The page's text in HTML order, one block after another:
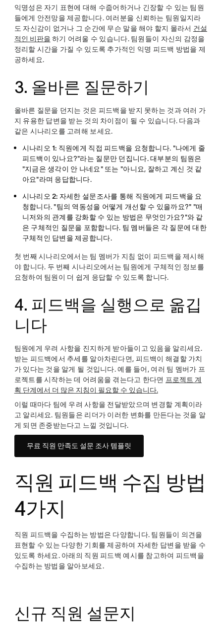
익명성은 자기 표현에 대해 수줍어하거나 긴장할 수 있는 팀원
들에게 안전망을 제공합니다. 여러분을 신뢰하는 팀원일지라
도 자신감이 없거나 그 순간에 무슨 말을 해야 할지 몰라서 건설
적인 비판을 하기 어려울 수 있습니다. 팀원들이 자신의 감정을
정리할 시간을 가질 수 있도록 추가적인 익명 피드백 방법을 제
공하세요.
3. 올바른 질문하기
올바른 질문을 던지는 것은 피드백을 받지 못하는 것과 여러 가
지 유용한 답변을 받는 것의 차이점이 될 수 있습니다. 다음과
같은 시나리오를 고려해 보세요.
시나리오 1: 직원에게 직접 피드백을 요청합니다. "나에게 줄
피드백이 있나요?"라는 질문만 던집니다. 대부분의 팀원은
"지금은 생각이 안 나네요" 또는 "아니요, 잘하고 계신 것 같
아요"라며 응답합니다.
시나리오 2: 자세한 설문조사를 통해 직원에게 피드백을 요
청합니다. "팀의 역동성을 어떻게 개선할 수 있을까요?" "매
니저와의 관계를 강화할 수 있는 방법은 무엇인가요?"와 같
은 구체적인 질문을 포함합니다. 팀 멤버들은 각 질문에 대한
구체적인 답변을 제공합니다.
첫 번째 시나리오에서는 팀 멤버가 지침 없이 피드백을 제시해
야 합니다. 두 번째 시나리오에서는 팀원에게 구체적인 정보를
요청하여 팀원이 더 쉽게 응답할 수 있도록 합니다.
4. 피드백을 실행으로 옮깁
니다
팀원에게 우려 사항을 진지하게 받아들이고 있음을 알리세요.
받는 피드백에서 추세를 알아차린다면, 피드백이 해결할 가치
가 있다는 것을 알게 될 것입니다. 예를 들어, 여러 팀 멤버가 프
로젝트를 시작하는 데 어려움을 겪는다고 한다면 프로젝트 계
획 단계에서 더 많은 지침이 필요할 수 있습니다.
이럴 때마다 팀에 우려 사항을 전달받았으며 변경할 계획이라
고 알리세요. 팀원들은 리더가 이러한 변화를 만든다는 것을 알
게 되면 존중받는다고 느낄 것입니다.
무료 직원 만족도 설문 조사 템플릿
직원 피드백 수집 방법
4가지
직원 피드백을 수집하는 방법은 다양합니다. 팀원들이 의견을
표현할 수 있는 다양한 기회를 제공하여 자세한 답변을 받을 수
있도록 하세요. 아래의 직원 피드백 예시를 참고하여 피드백을
수집하는 방법을 알아보세요.
신규 직원 설문지